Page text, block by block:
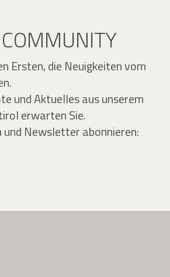
Ersten, die Neuigkeiten vom
und Aktuelles aus unserem
erwarten Sie.
Newsletter abonnieren: